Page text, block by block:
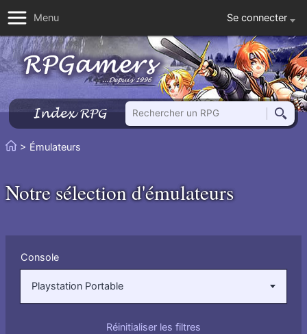
Menu Se connecter
Index RPG
Rechercher un RPG
Vous
:
> Émulateurs
Notre sélection d'émulateurs
parConsole
Playstation Portable
Réinitialiser les filtres